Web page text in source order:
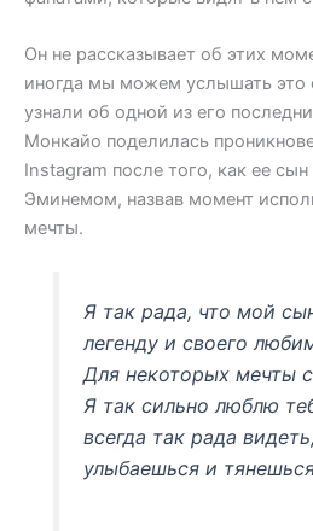
Он не рассказывает об этих
иногда мы можем услышать это
узнали об одной из его
Монкайо поделилась
Instagram после того, как ее
Эминемом, назвав момент
мечты.
Я так рада, что мой
легенду и своего
Для некоторых мечты
Я так сильно люблю
всегда так рада
улыбаешься и